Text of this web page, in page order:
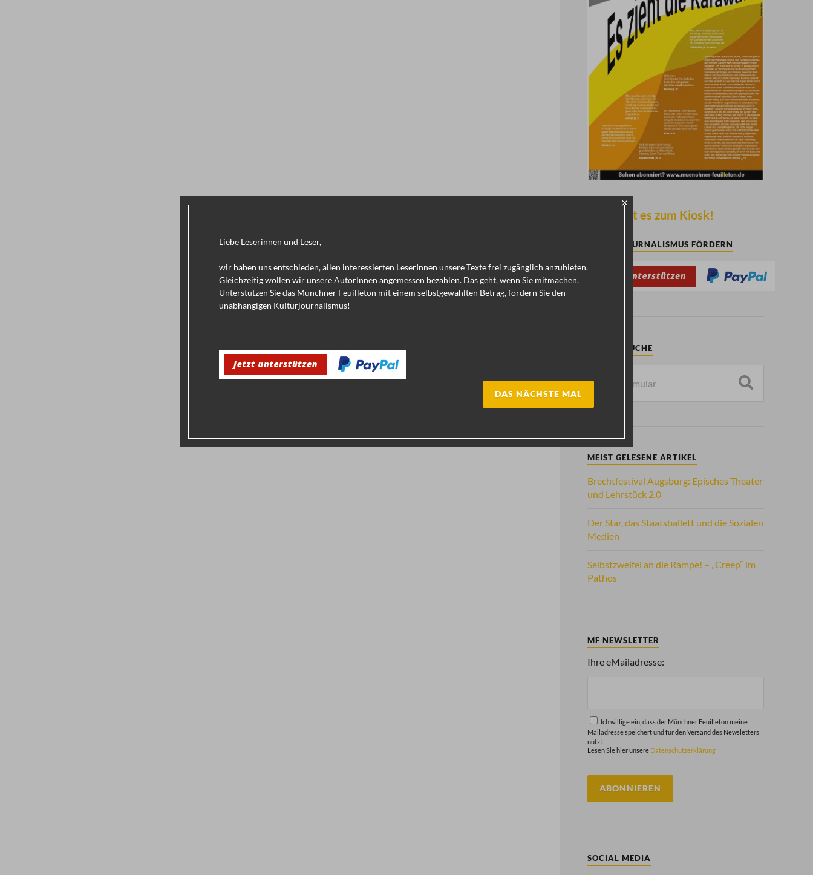
Hier geht es zum Kiosk!
KULTURJOURNALISMUS FÖRDERN
ARTIKELSUCHE
MEIST GELESENE ARTIKEL
Brechtfestival Augsburg: Episches Theater
und Lehrstück 2.0
Der Star, das Staatsballett und die Sozialen
Medien
Selbstzweifel an die Rampe! – „Creep“ im
Pathos
MF NEWSLETTER
Ihre eMailadresse:
Ich willige ein, dass der Münchner Feuilleton meine
Mailadresse speichert und für den Versand des Newsletters
nutzt.
Lesen Sie hier unsere Datenschutzerklärung
SOCIAL MEDIA
Liebe Leserinnen und Leser,
wir haben uns entschieden, allen interessierten LeserInnen unsere Texte frei zugänglich anzubieten.
Gleichzeitig wollen wir unsere AutorInnen angemessen bezahlen. Das geht, wenn Sie mitmachen.
Unterstützen Sie das Münchner Feuilleton mit einem selbstgewählten Betrag, fördern Sie den
unabhängigen Kulturjournalismus!
DAS NÄCHSTE MAL
×